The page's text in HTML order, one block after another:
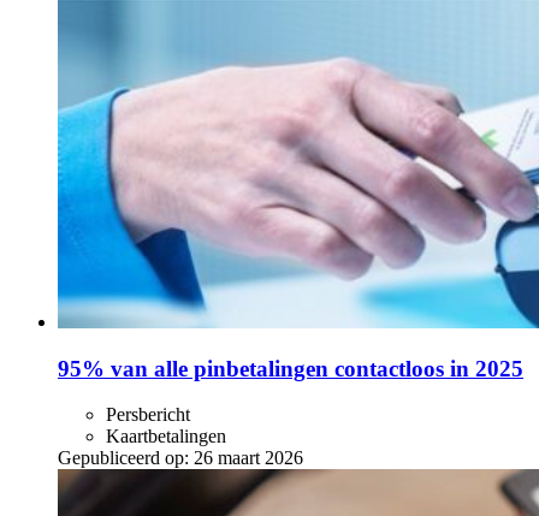
95% van alle pinbetalingen contactloos in 2025
Persbericht
Kaartbetalingen
Gepubliceerd op: 26 maart 2026